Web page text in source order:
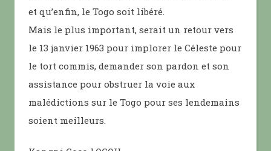
et qu’enfin, le Togo soit libéré.
Mais le plus important, serait un retour vers
le 13 janvier 1963 pour implorer le Céleste pour
le tort commis, demander son pardon et son
assistance pour obstruer la voie aux
malédictions sur le Togo pour ses lendemains
soient meilleurs.